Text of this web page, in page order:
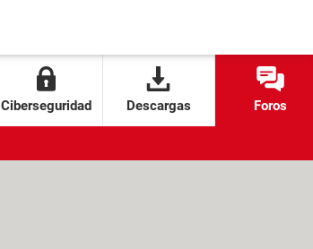
Ciberseguridad Descargas Foros